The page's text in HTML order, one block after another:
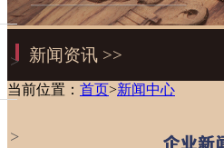
新闻资讯 >>
当前位置： 首页>新闻中心
>
>